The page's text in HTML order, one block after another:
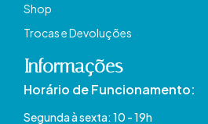
Shop
Trocas e Devoluções
Informações
Horário de Funcionamento:
Segunda à sexta: 10 - 19h